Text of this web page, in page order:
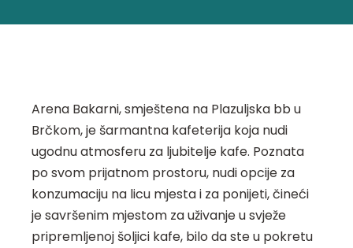
Arena Bakarni, smještena na Plazuljska bb u
Brčkom, je šarmantna kafeterija koja nudi
ugodnu atmosferu za ljubitelje kafe. Poznata
po svom prijatnom prostoru, nudi opcije za
konzumaciju na licu mjesta i za ponijeti, čineći
je savršenim mjestom za uživanje u svježe
pripremljenoj šoljici kafe, bilo da ste u pokretu